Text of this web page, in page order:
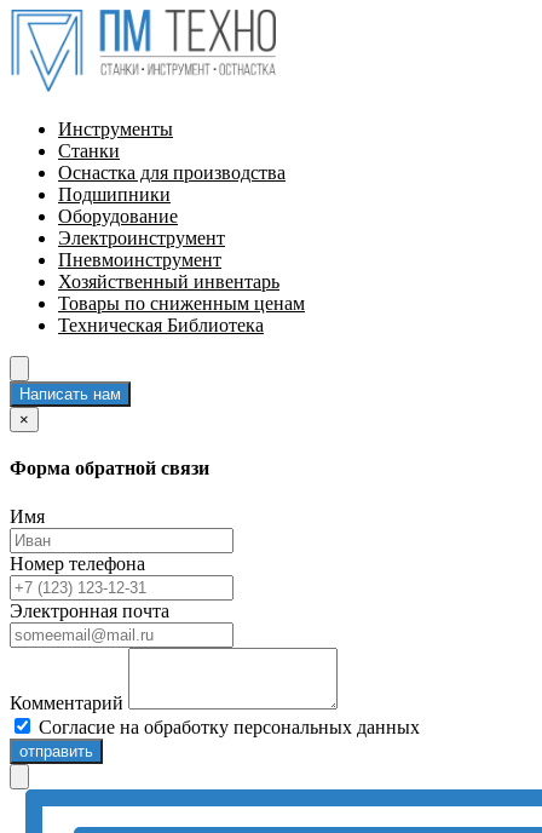
Инструменты
Станки
Оснастка для производства
Подшипники
Оборудование
Электроинструмент
Пневмоинструмент
Хозяйственный инвентарь
Товары по сниженным ценам
Техническая Библиотека
Написать нам
×
Форма обратной связи
Имя
Номер телефона
Электронная почта
Комментарий
Согласие на обработку персональных данных
отправить